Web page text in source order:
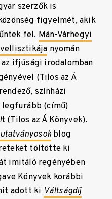
szerzők is
figyelmét, akik
fel. Mán-Várhegyi
nyomán
ifjúsági irodalomban
(Tilos az Á
színházi
legfurább (című)
t (Tilos az Á Könyvek).
blog
töltötte ki
imitáló regényében
Könyvek korábbi
adott ki Váltságdíj